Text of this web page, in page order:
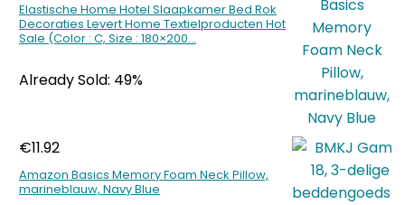
Elastische Home Hotel Slaapkamer Bed Rok
Decoraties Levert Home Textielproducten Hot
Sale (Color : C, Size : 180×200…
Already Sold: 49%
€11.92
Amazon Basics Memory Foam Neck Pillow,
marineblauw, Navy Blue